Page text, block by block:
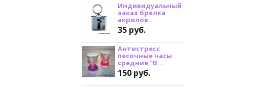
Индивидуальный
заказ брелка
акрилов...
35 руб.
Антистресс
песочные часы
средние "В...
150 руб.